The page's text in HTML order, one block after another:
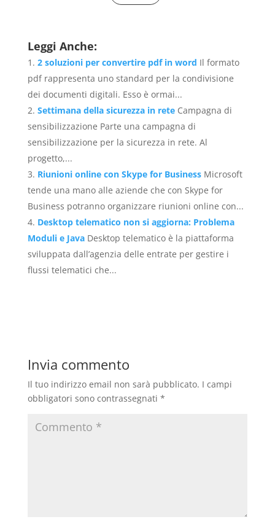
Leggi Anche:
2 soluzioni per convertire pdf in word Il formato
pdf rappresenta uno standard per la condivisione
dei documenti digitali. Esso è ormai...
Settimana della sicurezza in rete Campagna di
sensibilizzazione Parte una campagna di
sensibilizzazione per la sicurezza in rete. Al
progetto,...
Riunioni online con Skype for Business Microsoft
tende una mano alle aziende che con Skype for
Business potranno organizzare riunioni online con...
Desktop telematico non si aggiorna: Problema
Moduli e Java Desktop telematico è la piattaforma
sviluppata dall’agenzia delle entrate per gestire i
flussi telematici che...
Invia commento
Il tuo indirizzo email non sarà pubblicato. I campi
obbligatori sono contrassegnati *